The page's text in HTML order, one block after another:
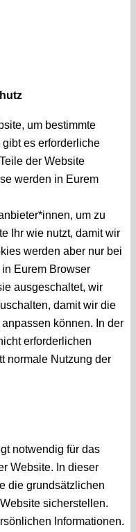
um bestimmte
es erforderliche
der Website
werden in Eurem
um zu
Ihr wie nutzt, damit wir
werden aber nur bei
Eurem Browser
ausgeschaltet, wir
damit wir die
können. In der
erforderlichen
normale Nutzung der
notwendig für das
Website. In dieser
die grundsätzlichen
sicherstellen.
Informationen.